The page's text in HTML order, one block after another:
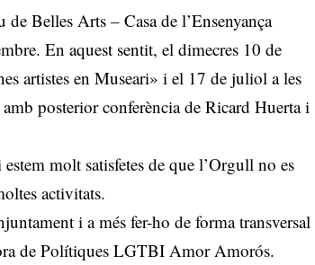
Belles Arts – Casa de l’Ensenyança
En aquest sentit, el dimecres 10 de
artistes en Museari» i el 17 de juliol a les
posterior conferència de Ricard Huerta i
molt satisfetes de que l’Orgull no es
activitats.
i a més fer-ho de forma transversal
de Polítiques LGTBI Amor Amorós.